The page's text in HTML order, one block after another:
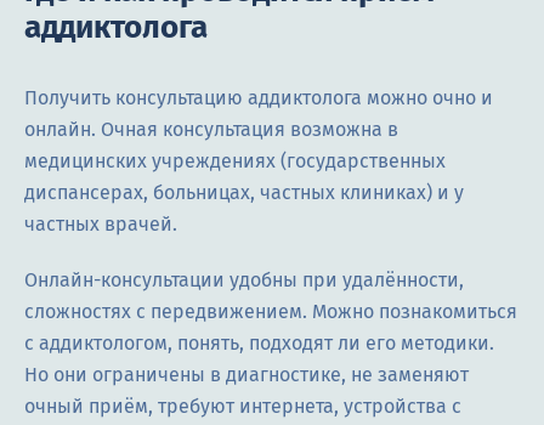
аддиктолога
Получить консультацию аддиктолога можно очно и
онлайн. Очная консультация возможна в
медицинских учреждениях (государственных
диспансерах, больницах, частных клиниках) и у
частных врачей.
Онлайн-консультации удобны при удалённости,
сложностях с передвижением. Можно познакомиться
с аддиктологом, понять, подходят ли его методики.
Но они ограничены в диагностике, не заменяют
очный приём, требуют интернета, устройства с